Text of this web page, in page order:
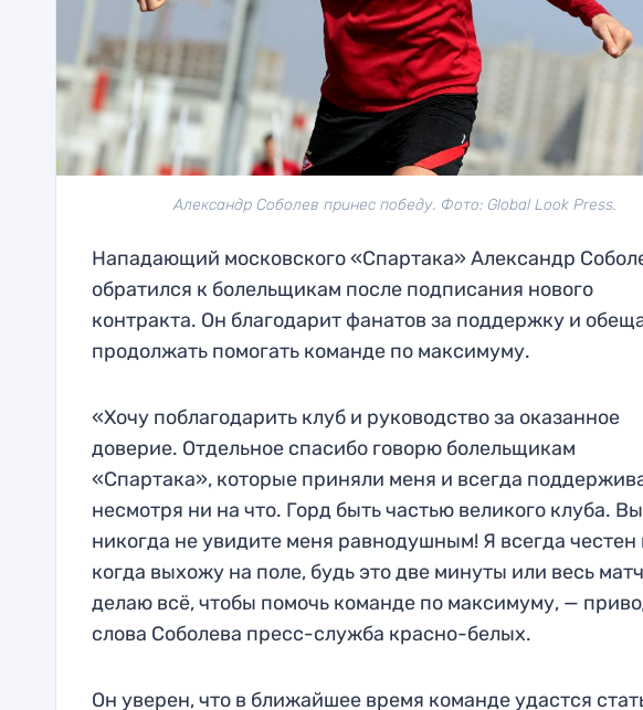
Александр Соболев принес победу. Фото: Global Look Press.
Нападающий московского «Спартака» Александр
обратился к болельщикам после подписания нового
контракта. Он благодарит фанатов за поддержку и
продолжать помогать команде по максимуму.
«Хочу поблагодарить клуб и руководство за оказанное
доверие. Отдельное спасибо говорю болельщикам
«Спартака», которые приняли меня и всегда
несмотря ни на что. Горд быть частью великого клуба. Вы
никогда не увидите меня равнодушным! Я всегда честен
когда выхожу на поле, будь это две минуты или весь
делаю всё, чтобы помочь команде по максимуму, —
слова Соболева пресс-служба красно-белых.
Он уверен, что в ближайшее время команде удастся